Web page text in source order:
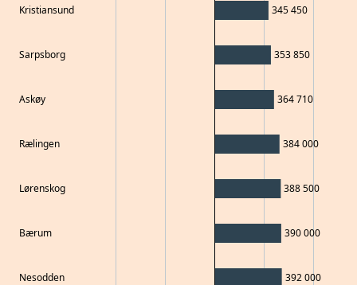
Kristiansund
Sarpsborg
Askøy
Rælingen
Lørenskog
Bærum
Nesodden
345 450
353 850
364 710
384 000
388 500
390 000
392 000